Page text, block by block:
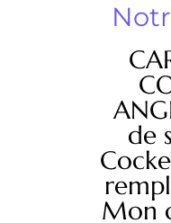
de
Mon